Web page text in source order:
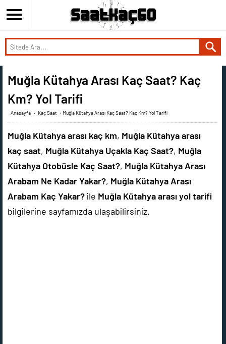
Muğla Kütahya Arası Kaç Saat? Kaç
Km? Yol Tarifi
Anasayfa › Kaç Saat › Muğla Kütahya Arası Kaç Saat? Kaç Km? Yol Tarifi
Muğla Kütahya arası kaç km, Muğla Kütahya arası
kaç saat, Muğla Kütahya Uçakla Kaç Saat?, Muğla
Kütahya Otobüsle Kaç Saat?, Muğla Kütahya Arası
Arabam Ne Kadar Yakar?, Muğla Kütahya Arası
Arabam Kaç Yakar? ile Muğla Kütahya arası yol tarifi
bilgilerine sayfamızda ulaşabilirsiniz.